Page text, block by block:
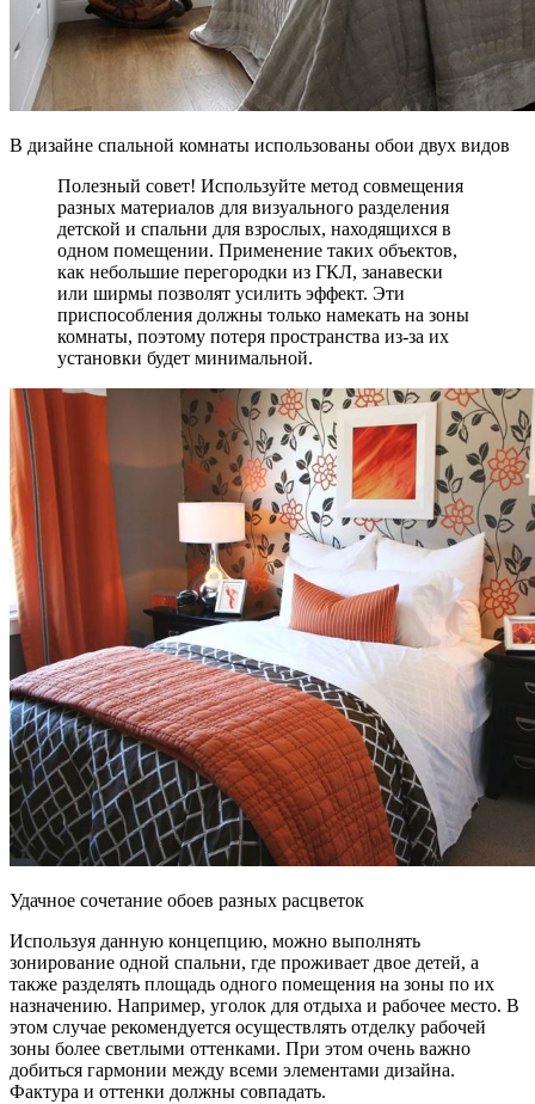
В дизайне спальной комнаты использованы обои двух видов
Полезный совет! Используйте метод совмещения
разных материалов для визуального разделения
детской и спальни для взрослых, находящихся в
одном помещении. Применение таких объектов,
как небольшие перегородки из ГКЛ, занавески
или ширмы позволят усилить эффект. Эти
приспособления должны только намекать на зоны
комнаты, поэтому потеря пространства из-за их
установки будет минимальной.
Удачное сочетание обоев разных расцветок
Используя данную концепцию, можно выполнять
зонирование одной спальни, где проживает двое детей, а
также разделять площадь одного помещения на зоны по их
назначению. Например, уголок для отдыха и рабочее место. В
этом случае рекомендуется осуществлять отделку рабочей
зоны более светлыми оттенками. При этом очень важно
добиться гармонии между всеми элементами дизайна.
Фактура и оттенки должны совпадать.